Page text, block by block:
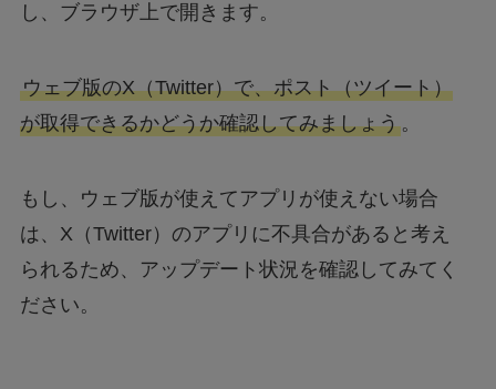
し、ブラウザ上で開きます。
ウェブ版のX（Twitter）で、ポスト（ツイート）
が取得できるかどうか確認してみましょう。
もし、ウェブ版が使えてアプリが使えない場合
は、X（Twitter）のアプリに不具合があると考え
られるため、アップデート状況を確認してみてく
ださい。